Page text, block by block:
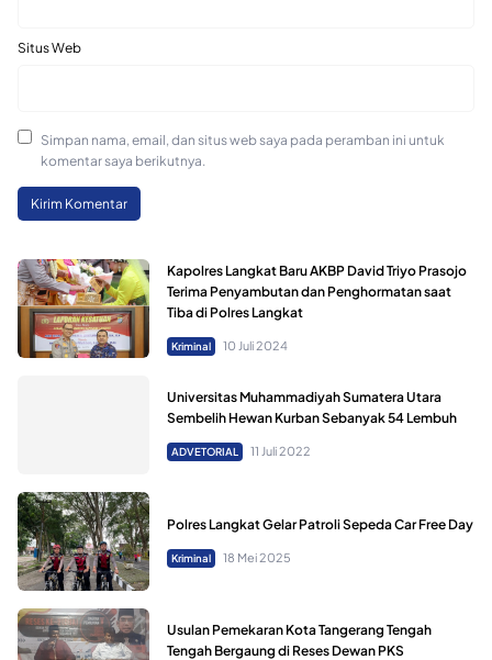
Situs Web
Simpan nama, email, dan situs web saya pada peramban ini untuk
komentar saya berikutnya.
Kapolres Langkat Baru AKBP David Triyo Prasojo
Terima Penyambutan dan Penghormatan saat
Tiba di Polres Langkat
Kriminal 10 Juli 2024
Universitas Muhammadiyah Sumatera Utara
Sembelih Hewan Kurban Sebanyak 54 Lembuh
ADVETORIAL 11 Juli 2022
Polres Langkat Gelar Patroli Sepeda Car Free Day
Kriminal 18 Mei 2025
Usulan Pemekaran Kota Tangerang Tengah
Tengah Bergaung di Reses Dewan PKS